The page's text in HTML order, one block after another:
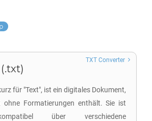
für "Text", ist ein digitales Dokument,
ohne Formatierungen enthält. Sie ist
über verschiedene
TXT Converter